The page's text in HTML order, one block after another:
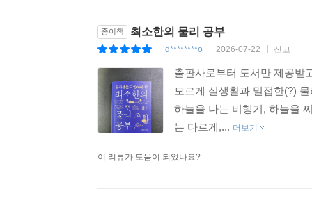
종이책 최소한의 물리 공부
d********o 2026-07-22 신고
출판사로부터 도서만 제공받
모르게 실생활과 밀접한(?)
하늘을 나는 비행기, 하늘을
는 다르게,... 더보기
이 리뷰가 도움이 되었나요?